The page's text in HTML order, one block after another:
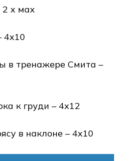
2 х мах
4х10
в тренажере Смита –
к груди – 4х12
в наклоне – 4х10